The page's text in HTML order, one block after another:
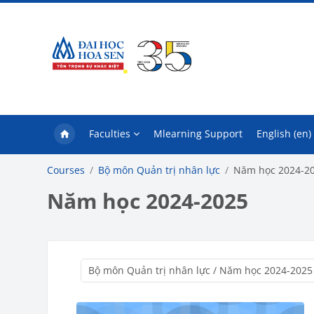
Faculties Mlearning Support English ‎(en)‎
Courses Bộ môn Quản trị nhân lực Năm học 2024-
Năm học 2024-2025